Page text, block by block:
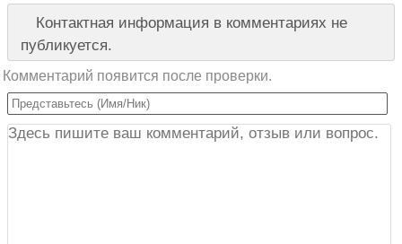
Контактная информация в комментариях не
публикуется.
Комментарий появится после проверки.